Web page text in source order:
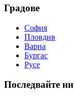
Градове
София
Пловдив
Варна
Бургас
Русе
Последвайте ни